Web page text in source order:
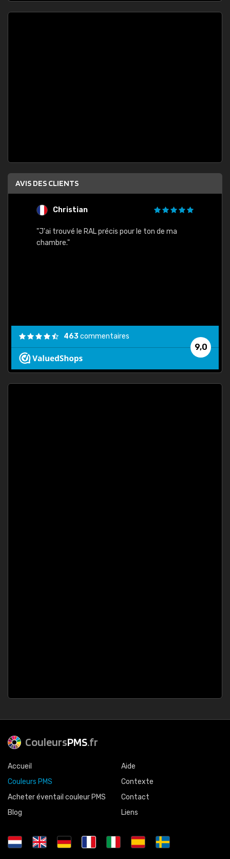
AVIS DES CLIENTS
Christian
"J'ai trouvé le RAL précis pour le ton de ma
chambre."
9,0
463commentaires
CouleursPMS.fr
Accueil
Couleurs PMS
Acheter éventail couleur PMS
Blog
Aide
Contexte
Contact
Liens